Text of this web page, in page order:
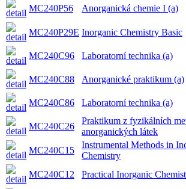
MC240P56 Anorganická chemie I (a)
MC240P29E Inorganic Chemistry Basic
MC240C96 Laboratorní technika (a)
MC240C88 Anorganické praktikum (a)
MC240C86 Laboratorní technika (a)
MC240C26
Praktikum z fyzikálních
anorganických látek
MC240C15
Instrumental Methods in
Chemistry
MC240C12 Practical Inorganic